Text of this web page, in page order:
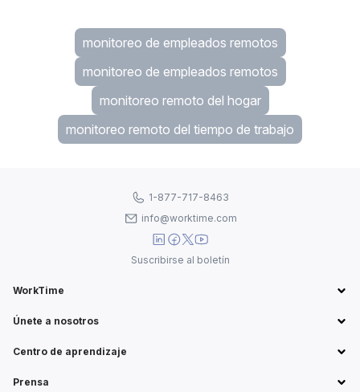
monitoreo de empleados remotos
monitoreo de empleados remotos
monitoreo remoto del hogar
monitoreo remoto del tiempo de trabajo
WorkTime
Únete a nosotros
Centro de aprendizaje
Prensa
1-877-717-8463
info@worktime.com
Suscribirse al boletín